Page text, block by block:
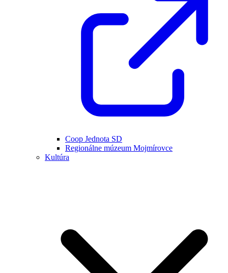
Coop Jednota SD
Regionálne múzeum Mojmírovce
Kultúra